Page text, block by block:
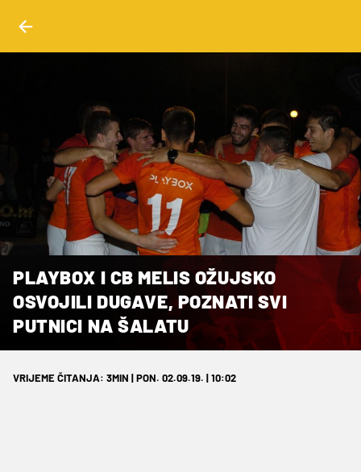
PLAYBOX I CB MELIS OŽUJSKO
OSVOJILI DUGAVE, POZNATI SVI
PUTNICI NA ŠALATU
VRIJEME ČITANJA: 3MIN | PON. 02.09.19. | 10:02